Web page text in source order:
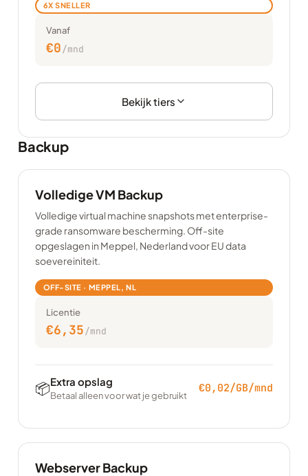
6X SNELLER
Vanaf
€0/mnd
Bekijk tiers
Backup
Volledige VM Backup
Volledige virtual machine snapshots met enterprise-
grade ransomware bescherming. Off-site
opgeslagen in Meppel, Nederland voor EU data
soevereiniteit.
OFF-SITE · MEPPEL, NL
Licentie
€6,35/mnd
📦Extra opslag
Betaal alleen voor wat je gebruikt
€0,02/GB/mnd
Webserver Backup